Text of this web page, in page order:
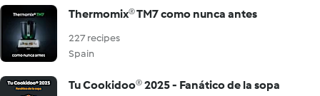
Thermomix® TM7 como nunca antes
227 recipes
Spain
Tu Cookidoo® 2025 - Fanático de la sopa